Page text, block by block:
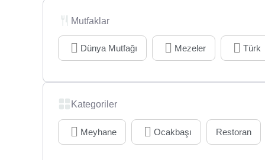
Mutfaklar
Dünya Mutfağı Mezeler Türk
Kategoriler
Meyhane Ocakbaşı Restoran